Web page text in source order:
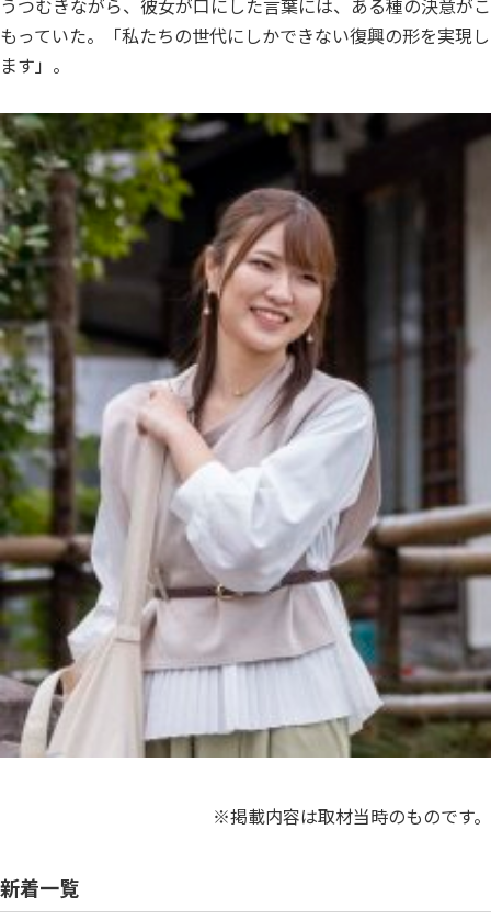
うつむきながら、彼女が口にした言葉には、ある種の決意がこ
もっていた。「私たちの世代にしかできない復興の形を実現し
ます」。
※掲載内容は取材当時のものです。
新着一覧